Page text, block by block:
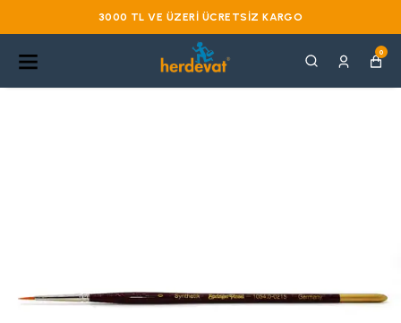
3000 TL VE ÜZERI ÜCRETSIZ KARGO
0